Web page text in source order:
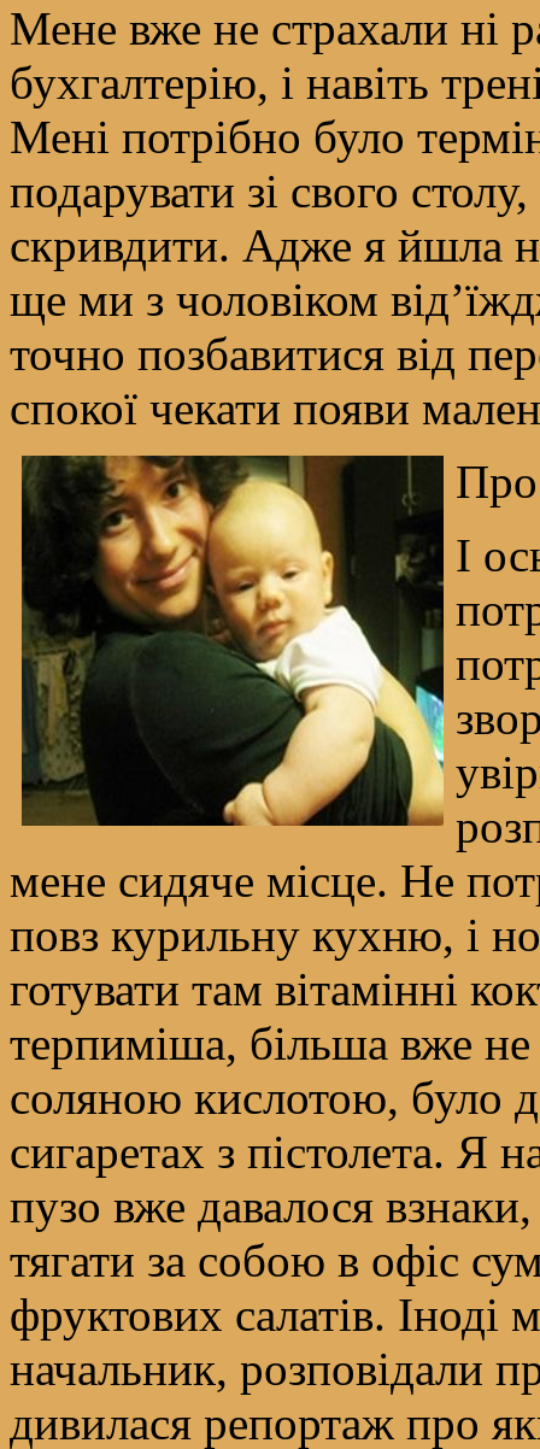
Мене вже не страхали ні
бухгалтерію, і навіть
Мені потрібно було
подарувати зі свого
скривдити. Адже я йшла
ще ми з чоловіком
точно позбавитися від
спокої чекати появи
Про
І
мене сидяче місце. Не
повз курильну кухню, і
готувати там вітамінні
терпиміша, більша вже не
соляною кислотою, було
сигаретах з пістолета. Я
пузо вже давалося
тягати за собою в офіс
фруктових салатів. Іноді
начальник, розповідали
дивилася репортаж про